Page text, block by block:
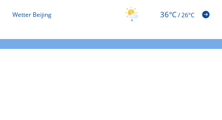
Wetter Beijing 36°C/26°C